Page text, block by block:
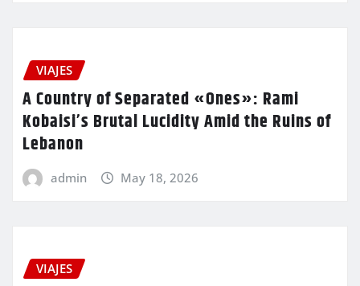
VIAJES
A Country of Separated «Ones»: Rami
Kobaisi’s Brutal Lucidity Amid the Ruins of
Lebanon
admin May 18, 2026
VIAJES